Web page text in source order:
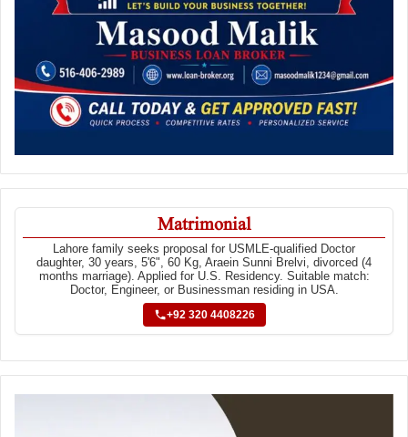
Matrimonial
Lahore family seeks proposal for USMLE-qualified Doctor
daughter, 30 years, 5'6", 60 Kg, Araein Sunni Brelvi, divorced (4
months marriage). Applied for U.S. Residency. Suitable match:
Doctor, Engineer, or Businessman residing in USA.
+92 320 4408226